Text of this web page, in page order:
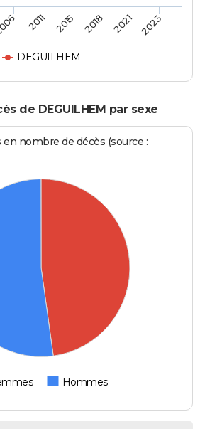
DEGUILHEM
2011 2015 2018 2021 2023
de DEGUILHEM par sexe
nombre de décès (source :
Hommes